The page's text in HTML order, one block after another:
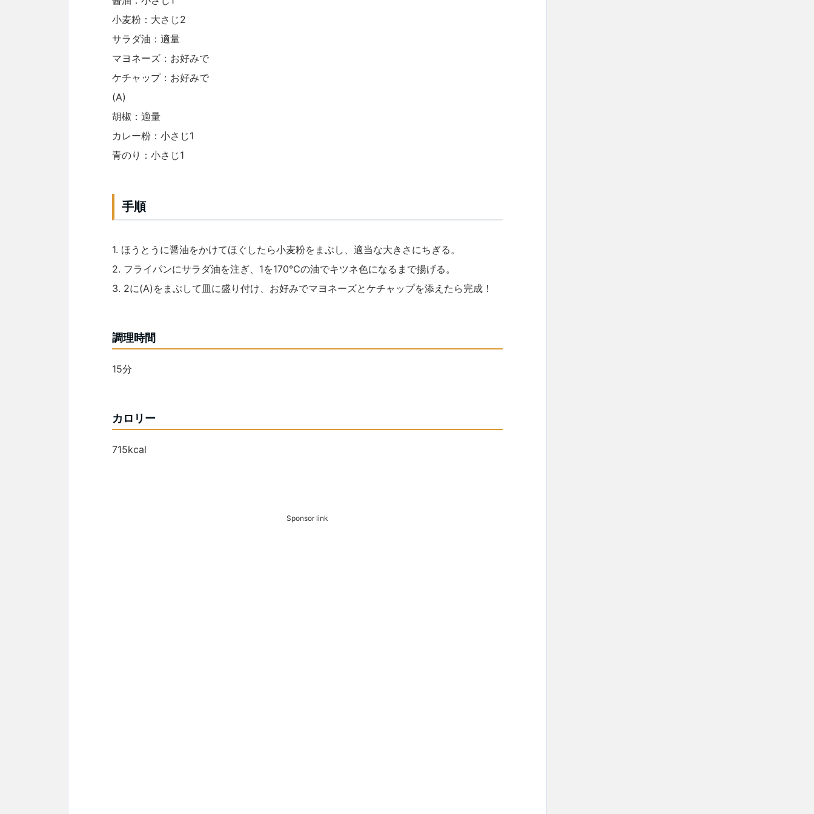
小麦粉：大さじ2
サラダ油：適量
マヨネーズ：お好みで
ケチャップ：お好みで
(A)
胡椒：適量
カレー粉：小さじ1
青のり：小さじ1
手順
1. ほうとうに醤油をかけてほぐしたら小麦粉をまぶし、適当な大きさにちぎる。
2. フライパンにサラダ油を注ぎ、1を170℃の油でキツネ色になるまで揚げる。
3. 2に(A)をまぶして皿に盛り付け、お好みでマヨネーズとケチャップを添えたら完成！
調理時間
15分
カロリー
715kcal
Sponsor link